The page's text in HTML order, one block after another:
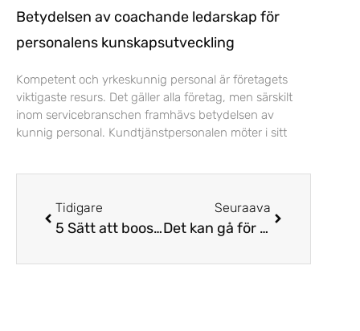
Betydelsen av coachande ledarskap för
personalens kunskapsutveckling
Kompetent och yrkeskunnig personal är företagets
viktigaste resurs. Det gäller alla företag, men särskilt
inom servicebranschen framhävs betydelsen av
kunnig personal. Kundtjänstpersonalen möter i sitt
Tidigare
5 Sätt att boosta effektiviteten i ett contact center!
Seuraava
Det kan gå för mycket pengar till utbildning i onödan!